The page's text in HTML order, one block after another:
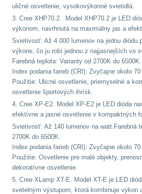
Láhve16
Lékárničky
Na přežití25
Ostatní45
DOPLNKY K
ZBRANIAM(662)
Montáže na zbraň 556
Montáže pro svítilny
18
uličné osvetlenie, vysokovýkonné svietidlá.
3. Cree XHP70.2. Model XHP70.2 je LED
výkonom, navrhnutá na maximálny jas a
Svietivosť: Až 4 000 lumenov na jednu diódu
výkone, čo ju robí jednou z najjasnejších vo
Farebná teplota: Varianty od 2700K do 6500K.
Index podania farieb (CRI): Zvyčajne okolo 70
Použitie: Ulicné osvetlenie, priemyselné a
osvetlenie športových ihrísk.
4. Cree XP-E2. Model XP-E2 je LED dióda
efektívne a jasné osvetlenie v kompaktných
Svietivosť: Až 140 lumenov na watt.Farebná
2700K do 6500K.
Index podania farieb (CRI): Zvyčajne okolo 70
Použitie: Osvetlenie pre malé objekty,
dekoratívne osvetlenie.
5. Cree XLamp XT-E. Model XT-E je LED
svetelným výstupom, ktorá kombinuje výkon